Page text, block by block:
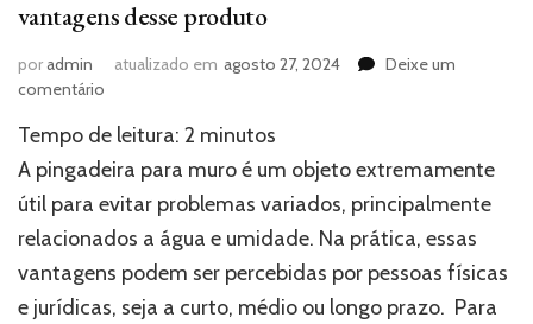
vantagens desse produto
poradmin atualizado em agosto 27, 2024
Deixe um
comentário
para
muro:
conheça
as
principais
vantagens
desse
produto
Tempo de leitura: 2 minutos
A pingadeira para muro é um objeto extremamente
útil para evitar problemas variados, principalmente
relacionados a água e umidade. Na prática, essas
vantagens podem ser percebidas por pessoas físicas
e jurídicas, seja a curto, médio ou longo prazo. Para